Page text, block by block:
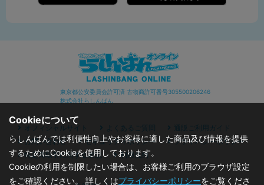
東京都公安委員会許可済 古物商許可番号305500206246
株式会社らしんばん
オフィシャルサイト よくあるご質問
通販ご利用ガイド
お問い合わせ
セキュリティポリシー
プライバシーポリシー
特定商取引に関する表記
利用規約
Cookieについて
らしんばんでは利便性向上やお客様に適した商品及び情報を提供
するためにCookieを使用しております。
Cookieの利用を制限したい場合は、お客様ご利用のブラウザ設定
をご確認ください。 詳しくはプライバシーポリシーをご覧くださ